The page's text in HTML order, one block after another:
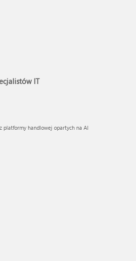
IT
platformy handlowej opartych na AI